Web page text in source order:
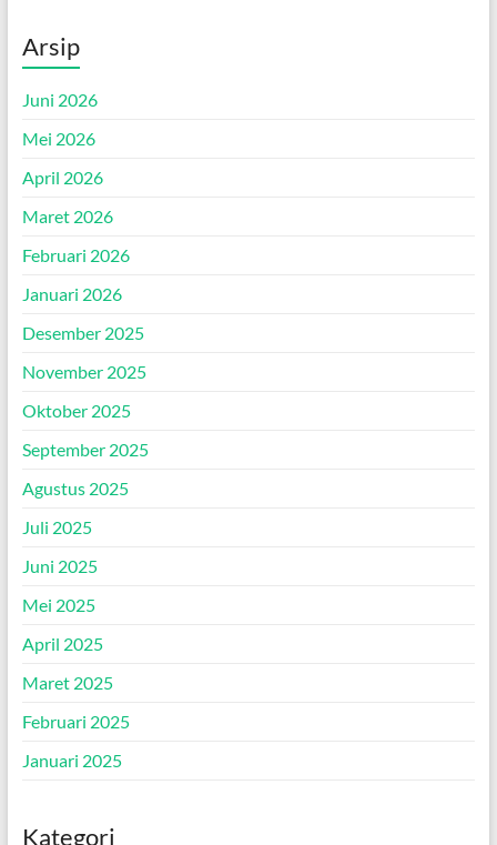
Arsip
Juni 2026
Mei 2026
April 2026
Maret 2026
Februari 2026
Januari 2026
Desember 2025
November 2025
Oktober 2025
September 2025
Agustus 2025
Juli 2025
Juni 2025
Mei 2025
April 2025
Maret 2025
Februari 2025
Januari 2025
Kategori